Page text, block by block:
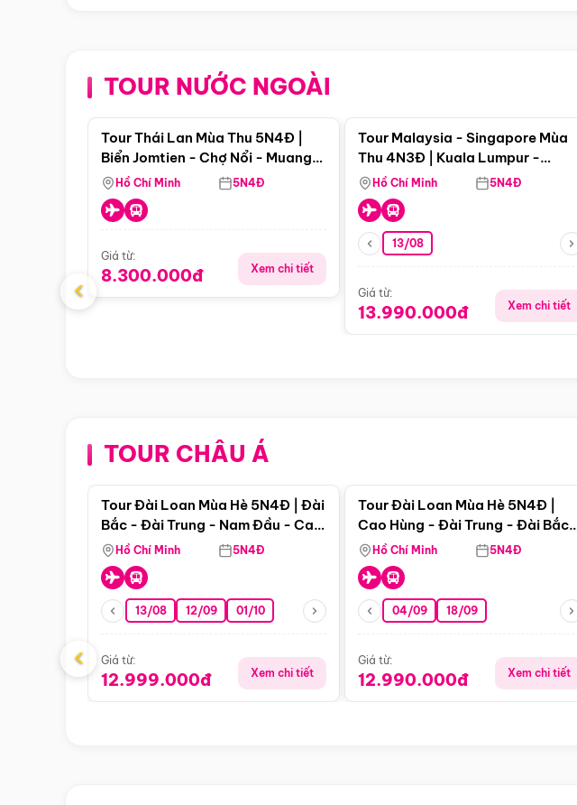
TOUR NƯỚC NGOÀI
Điểm nổi bật
Tour Thái Lan Mùa Thu 5N4Đ |
Biển Jomtien - Chợ Nổi - Muang
Boran - Suanthai (Bay Vietnam
Airlines)
Hồ Chí Minh 5N4Đ
Giá từ:
8.300.000đ Xem chi tiết
Tour Malaysia - Singapore Mùa
Thu 4N3Đ | Kuala Lumpur -
Malacca - Johor Baru -
Singapore
Hồ Chí Minh 5N4Đ
13/08
Giá từ:
13.990.000đ Xem chi tiết
‹
TOUR CHÂU ÁĐiểm nổi bật
Tour Đài Loan Mùa Hè 5N4Đ | Đài
Bắc - Đài Trung - Nam Đầu - Cao
Hùng ( Bay Vn)
Hồ Chí Minh 5N4Đ
13/08 12/09 01/10
Giá từ:
12.999.000đ Xem chi tiết
Tour Đài Loan Mùa Hè 5N4Đ |
Cao Hùng - Đài Trung - Đài Bắc
(Bay Vj)
Hồ Chí Minh 5N4Đ
04/09 18/09
Giá từ:
12.990.000đ Xem chi tiết
‹